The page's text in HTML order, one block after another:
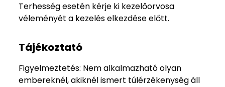
Terhesség esetén kérje ki kezelőorvosa
véleményét a kezelés elkezdése előtt.
Tájékoztató
Figyelmeztetés: Nem alkalmazható olyan
embereknél, akiknél ismert túlérzékenység áll